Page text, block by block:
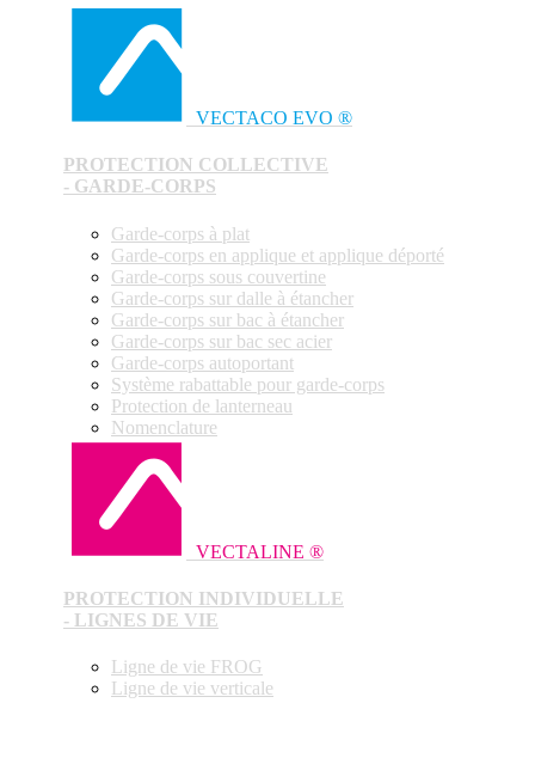
VECTACO EVO ®
PROTECTION COLLECTIVE
- GARDE-CORPS
Garde-corps à plat
Garde-corps en applique et applique déporté
Garde-corps sous couvertine
Garde-corps sur dalle à étancher
Garde-corps sur bac à étancher
Garde-corps sur bac sec acier
Garde-corps autoportant
Système rabattable pour garde-corps
Protection de lanterneau
Nomenclature
VECTALINE ®
PROTECTION INDIVIDUELLE
- LIGNES DE VIE
Ligne de vie FROG
Ligne de vie verticale